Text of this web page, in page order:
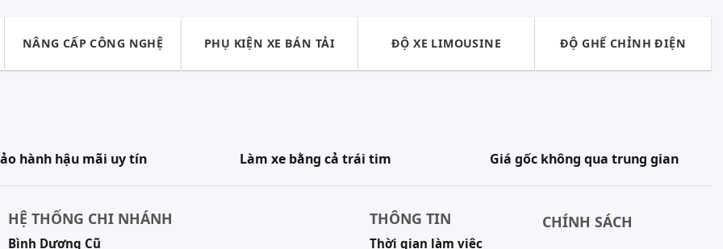
NÂNG CẤP CÔNG NGHỆ PHỤ KIỆN XE BÁN TẢI ĐỘ XE LIMOUSINE ĐỘ GHẾ CHỈNH ĐIỆN
hành hậu mãi uy tín Làm xe bằng cả trái tim Giá gốc không qua trung gian
HỆ THỐNG CHI NHÁNH
Bình Dương Cũ
THÔNG TIN
Thời gian làm việc
CHÍNH SÁCH